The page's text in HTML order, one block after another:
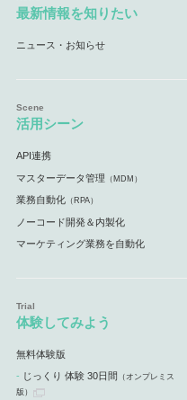
最新情報を知りたい
ニュース・お知らせ
活用シーン
API連携
マスターデータ管理 （MDM）
業務自動化（RPA）
ノーコード開発＆内製化
マーケティング業務を自動化
体験してみよう
無料体験版
じっくり 体験 30日間 （オンプレミス
版）